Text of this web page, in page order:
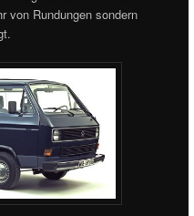
von Rundungen sondern